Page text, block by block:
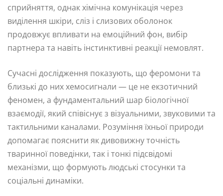
сприйняття, однак хімічна комунікація через
виділення шкіри, сліз і слизових оболонок
продовжує впливати на емоційний фон, вибір
партнера та навіть інстинктивні реакції немовлят.
Сучасні дослідження показують, що феромони та
близькі до них хемосигнали — це не екзотичний
феномен, а фундаментальний шар біологічної
взаємодії, який співіснує з візуальними, звуковими та
тактильними каналами. Розуміння їхньої природи
допомагає пояснити як дивовижну точність
тваринної поведінки, так і тонкі підсвідомі
механізми, що формують людські стосунки та
соціальні динаміки.